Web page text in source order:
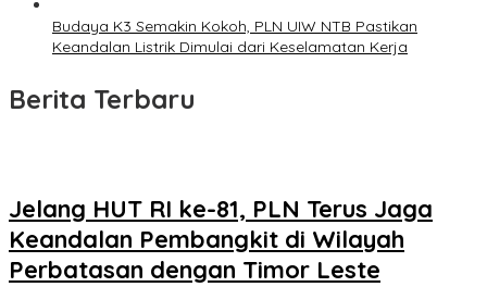
Budaya K3 Semakin Kokoh, PLN UIW NTB Pastikan
Keandalan Listrik Dimulai dari Keselamatan Kerja
Berita Terbaru
Jelang HUT RI ke-81, PLN Terus Jaga
Keandalan Pembangkit di Wilayah
Perbatasan dengan Timor Leste